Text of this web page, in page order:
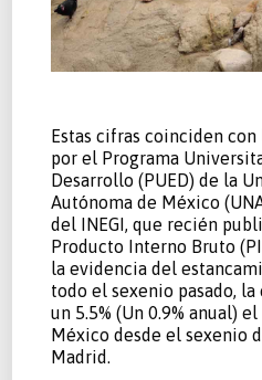
Estas cifras coinciden
por el Programa
Desarrollo (PUED) de la
Autónoma de México
del INEGI, que recién
Producto Interno Bruto
la evidencia del
todo el sexenio pasado,
un 5.5% (Un 0.9% anual)
México desde el sexenio
Madrid.